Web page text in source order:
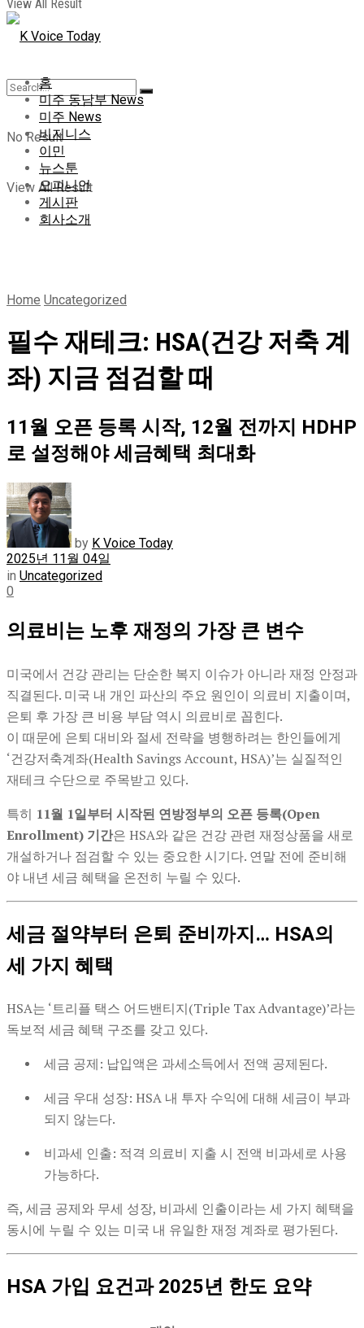
View All Result
No Result
View All Result
홈
미주 동남부 News
미주 News
비지니스
이민
뉴스툰
오피니언
게시판
회사소개
Home Uncategorized
필수 재테크: HSA(건강 저축 계
좌) 지금 점검할 때
11월 오픈 등록 시작, 12월 전까지 HDHP
로 설정해야 세금혜택 최대화
by K Voice Today
2025년 11월 04일
in Uncategorized
0
의료비는 노후 재정의 가장 큰 변수
미국에서 건강 관리는 단순한 복지 이슈가 아니라 재정 안정과
직결된다. 미국 내 개인 파산의 주요 원인이 의료비 지출이며,
은퇴 후 가장 큰 비용 부담 역시 의료비로 꼽힌다.
이 때문에 은퇴 대비와 절세 전략을 병행하려는 한인들에게
‘건강저축계좌(Health Savings Account, HSA)’는 실질적인
재테크 수단으로 주목받고 있다.
특히 11월 1일부터 시작된 연방정부의 오픈 등록(Open
Enrollment) 기간은 HSA와 같은 건강 관련 재정상품을 새로
개설하거나 점검할 수 있는 중요한 시기다. 연말 전에 준비해
야 내년 세금 혜택을 온전히 누릴 수 있다.
세금 절약부터 은퇴 준비까지… HSA의
세 가지 혜택
HSA는 ‘트리플 택스 어드밴티지(Triple Tax Advantage)’라는
독보적 세금 혜택 구조를 갖고 있다.
세금 공제: 납입액은 과세소득에서 전액 공제된다.
세금 우대 성장: HSA 내 투자 수익에 대해 세금이 부과
되지 않는다.
비과세 인출: 적격 의료비 지출 시 전액 비과세로 사용
가능하다.
즉, 세금 공제와 무세 성장, 비과세 인출이라는 세 가지 혜택을
동시에 누릴 수 있는 미국 내 유일한 재정 계좌로 평가된다.
HSA 가입 요건과 2025년 한도 요약